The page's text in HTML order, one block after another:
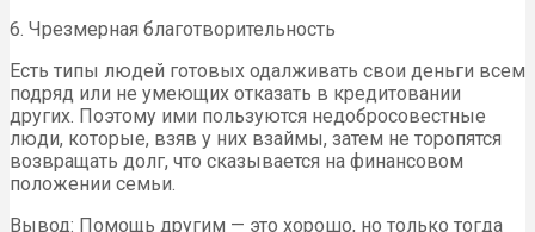
6. Чрезмерная благотворительность
Есть типы людей готовых одалживать свои деньги всем
подряд или не умеющих отказать в кредитовании
других. Поэтому ими пользуются недобросовестные
люди, которые, взяв у них взаймы, затем не торопятся
возвращать долг, что сказывается на финансовом
положении семьи.
Вывод: Помощь другим — это хорошо, но только тогда